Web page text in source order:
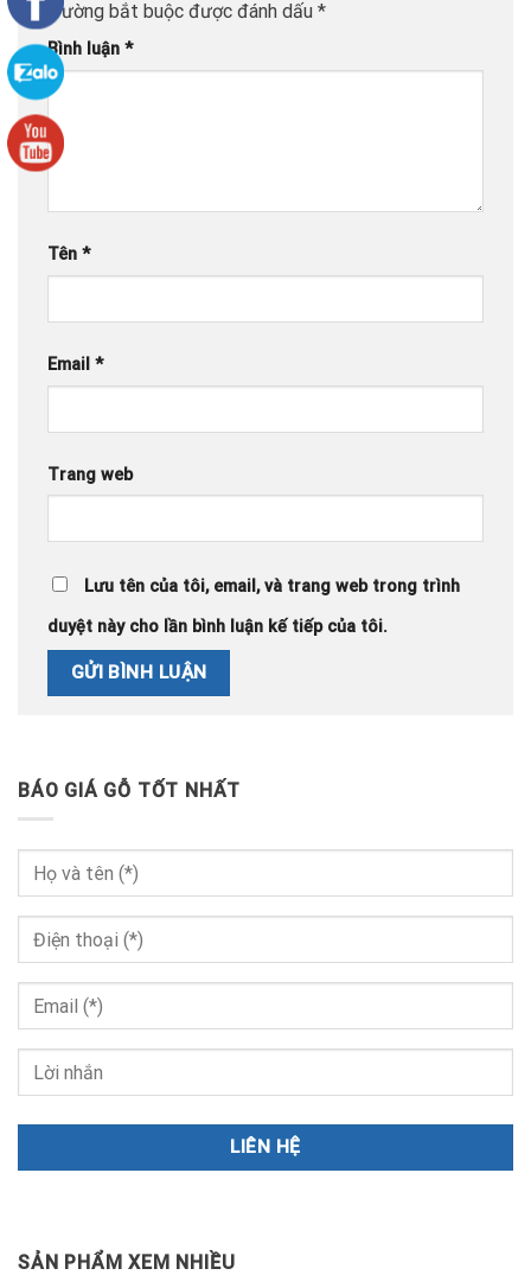
trường bắt buộc được đánh dấu *
Bình luận *
Tên *
Email *
Trang web
Lưu tên của tôi, email, và trang web trong trình
duyệt này cho lần bình luận kế tiếp của tôi.
BÁO GIÁ GỖ TỐT NHẤT
SẢN PHẨM XEM NHIỀU